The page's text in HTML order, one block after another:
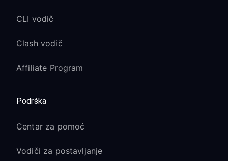
CLI vodič
Clash vodič
Affiliate Program
Podrška
Centar za pomoć
Vodiči za postavljanje